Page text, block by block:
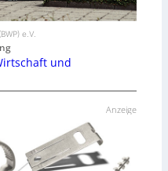
e.V.
und
Anzeige